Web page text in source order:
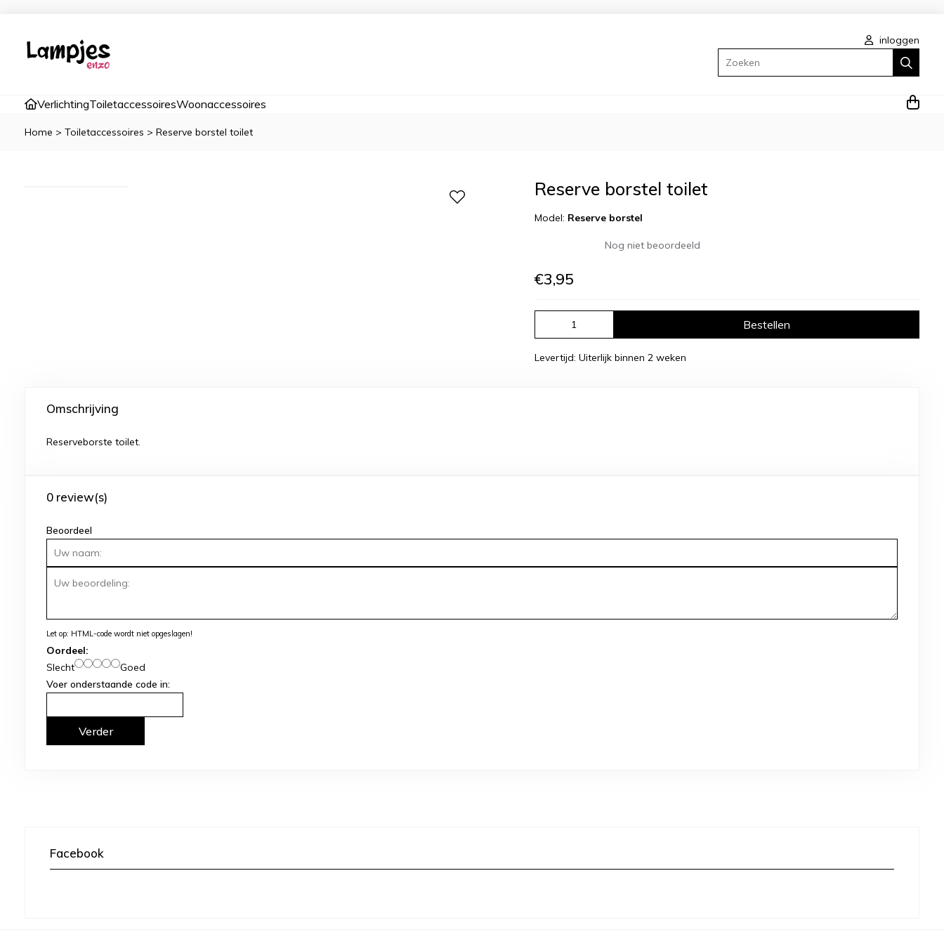
inloggen
Zoeken
VerlichtingToiletaccessoiresWoonaccessoires
Home > Toiletaccessoires > Reserve borstel toilet
Reserve borstel toilet
Model: Reserve borstel
Nog niet beoordeeld
€3,95
Bestellen
Levertijd: Uiterlijk binnen 2 weken
Omschrijving
Reserveborste toilet.
0 review(s)
Beoordeel
Let op: HTML-code wordt niet opgeslagen!
Oordeel:
Slecht
Goed
Voer onderstaande code in:
Verder
Facebook